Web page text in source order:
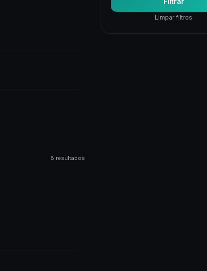
8 resultados
Visão Computacional
Visualização de Dados
Limpar filtros